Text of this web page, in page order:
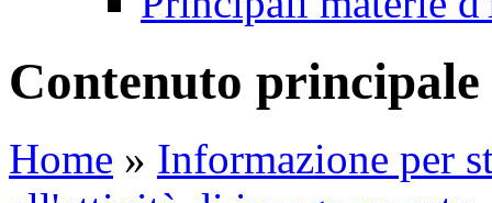
Contenuto principale
Home » Informazione per